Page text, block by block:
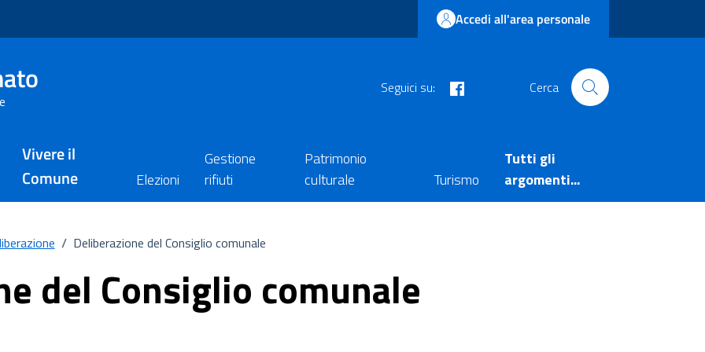
Accedi all'area personale
Seguici su: Cerca
Vivere il
Comune
Elezioni
Gestione
rifiuti
Patrimonio
culturale
Turismo
Tutti gli
argomenti...
/ Deliberazione del Consiglio comunale
del Consiglio comunale